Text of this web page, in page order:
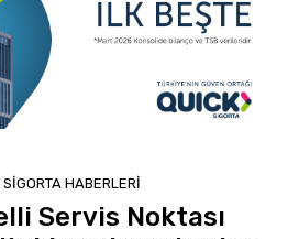
SIGORTA HABERLERI
Servis Noktası